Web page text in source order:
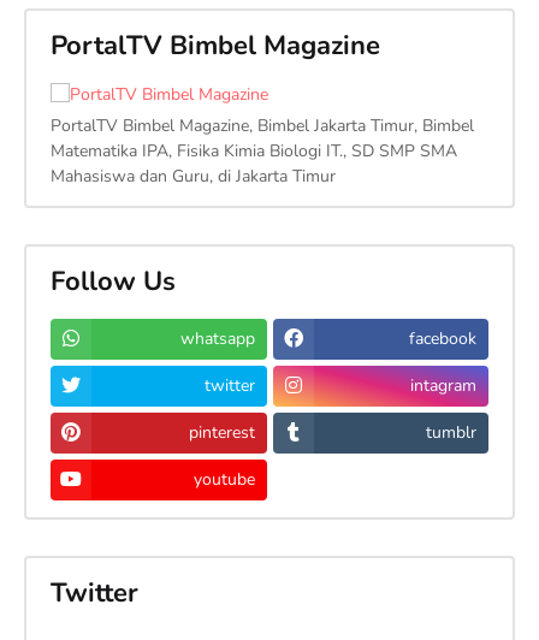
PortalTV Bimbel Magazine
PortalTV Bimbel Magazine, Bimbel Jakarta Timur, Bimbel
Matematika IPA, Fisika Kimia Biologi IT., SD SMP SMA
Mahasiswa dan Guru, di Jakarta Timur
Follow Us
whatsapp facebook
twitter intagram
pinterest tumblr
youtube
Twitter